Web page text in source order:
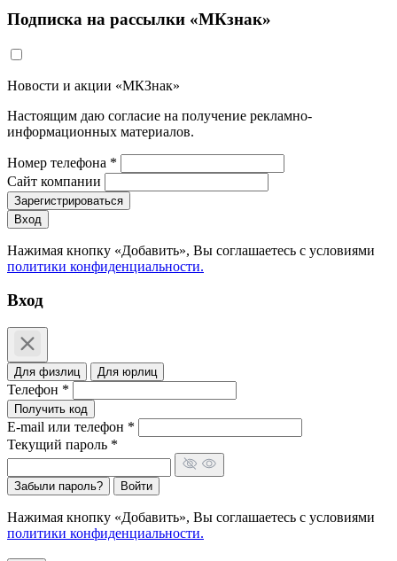
Подписка на рассылки «МКзнак»
Новости и акции «МКЗнак»
Настоящим даю согласие на получение рекламно-
информационных материалов.
Номер телефона *
Сайт компании
Зарегистрироваться
Вход
Нажимая кнопку «Добавить», Вы соглашаетесь c условиями
политики конфиденциальности.
Вход
Для физлиц Для юрлиц
Телефон *
Получить код
E-mail или телефон *
Текущий пароль *
Забыли пароль? Войти
Нажимая кнопку «Добавить», Вы соглашаетесь c условиями
политики конфиденциальности.